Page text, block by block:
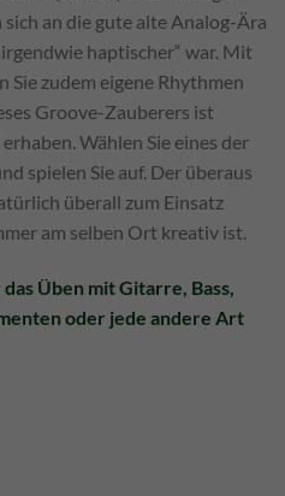
an die gute alte Analog-Ära
haptischer“ war. Mit
Sie zudem eigene Rhythmen
Groove-Zauberers ist
Wählen Sie eines der
spielen Sie auf. Der überaus
überall zum Einsatz
am selben Ort kreativ ist.
Üben mit Gitarre, Bass,
oder jede andere Art